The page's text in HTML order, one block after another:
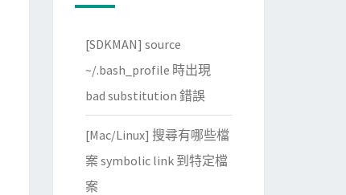
[SDKMAN] source
~/.bash_profile 時出現
bad substitution 錯誤
[Mac/Linux] 搜尋有哪些檔
案 symbolic link 到特定檔
案